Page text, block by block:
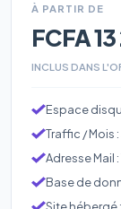
À PARTIR DE
FCFA
INCLUS DANS
Espace
Traffic / Mois
Adresse Mail :
Base de
Site hébergé